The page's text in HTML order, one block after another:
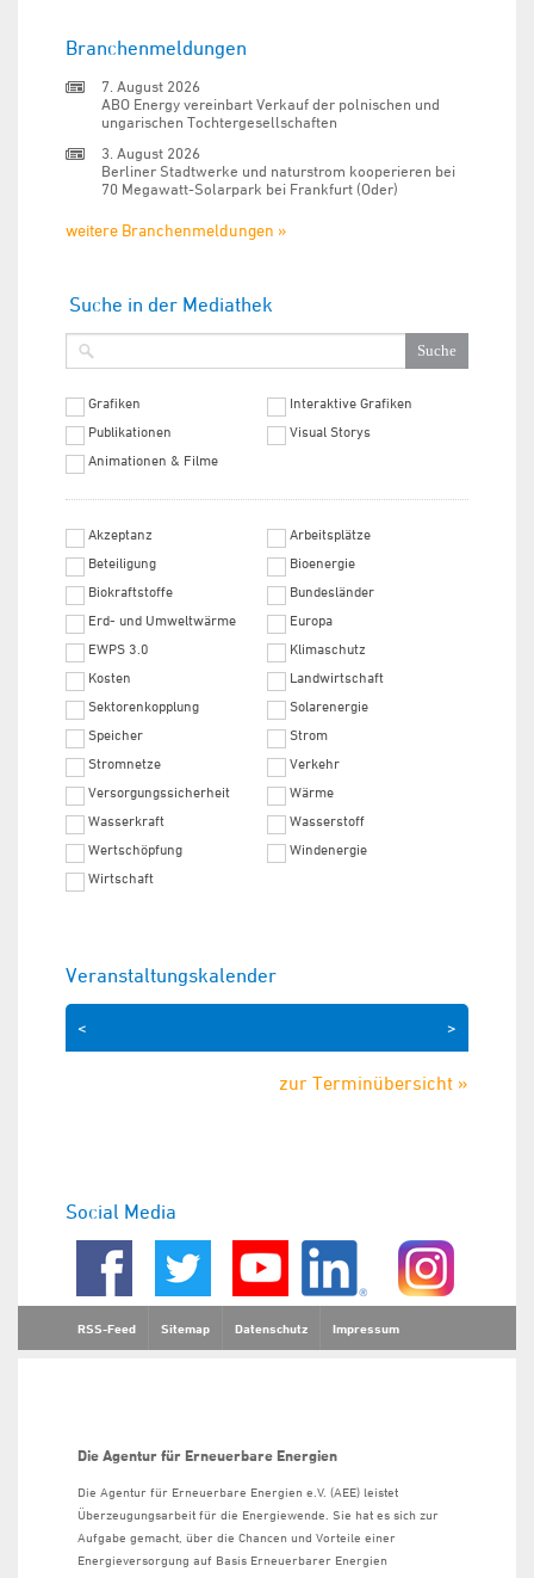
Branchenmeldungen
7. August 2026
ABO Energy vereinbart Verkauf der polnischen und
ungarischen Tochtergesellschaften
3. August 2026
Berliner Stadtwerke und naturstrom kooperieren bei
70 Megawatt-Solarpark bei Frankfurt (Oder)
weitere Branchenmeldungen »
Suche in der Mediathek
Grafiken
Interaktive Grafiken
Publikationen
Visual Storys
Animationen & Filme
Akzeptanz
Arbeitsplätze
Beteiligung
Bioenergie
Biokraftstoffe
Bundesländer
Erd- und Umweltwärme
Europa
EWPS 3.0
Klimaschutz
Kosten
Landwirtschaft
Sektorenkopplung
Solarenergie
Speicher
Strom
Stromnetze
Verkehr
Versorgungssicherheit
Wärme
Wasserkraft
Wasserstoff
Wertschöpfung
Windenergie
Wirtschaft
Veranstaltungskalender
>
<
zur Terminübersicht »
Social Media
RSS-Feed Sitemap Datenschutz Impressum
Die Agentur für Erneuerbare Energien
Die Agentur für Erneuerbare Energien e.V. (AEE) leistet
Überzeugungsarbeit für die Energiewende. Sie hat es sich zur
Aufgabe gemacht, über die Chancen und Vorteile einer
Energieversorgung auf Basis Erneuerbarer Energien